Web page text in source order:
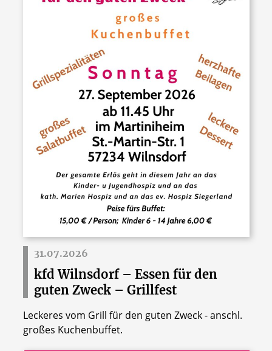
31.07.2026
kfd Wilnsdorf – Essen für den
guten Zweck – Grillfest
Leckeres vom Grill für den guten Zweck - anschl.
großes Kuchenbuffet.